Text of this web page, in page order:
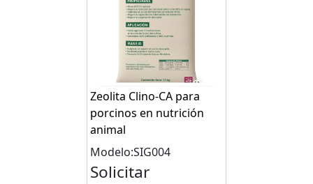
Zeolita Clino-CA para
porcinos en nutrición
animal
Modelo:SIG004
Solicitar